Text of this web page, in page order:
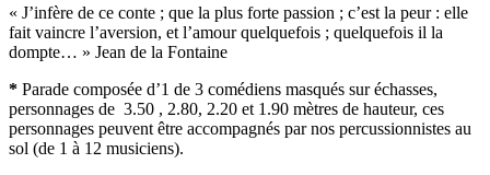
« J’infère de ce conte ; que la plus forte passion ; c’est la peur : elle
fait vaincre l’aversion, et l’amour quelquefois ; quelquefois il la
dompte… » Jean de la Fontaine
* Parade composée d’1 de 3 comédiens masqués sur échasses,
personnages de 3.50 , 2.80, 2.20 et 1.90 mètres de hauteur, ces
personnages peuvent être accompagnés par nos percussionnistes au
sol (de 1 à 12 musiciens).